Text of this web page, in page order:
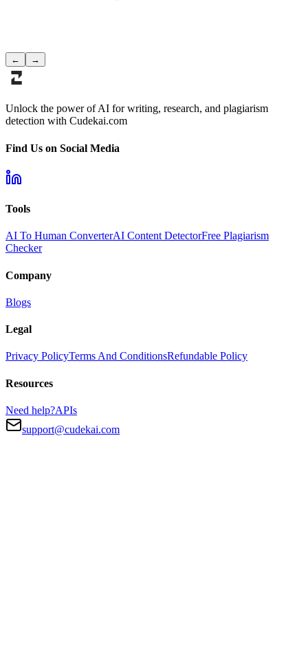
← →
Unlock the power of AI for writing, research, and plagiarism
detection with Cudekai.com
Find Us on Social Media
Tools
AI To Human ConverterAI Content DetectorFree Plagiarism
Checker
Company
Blogs
Legal
Privacy PolicyTerms And ConditionsRefundable Policy
Resources
Need help?APIs
support@cudekai.com